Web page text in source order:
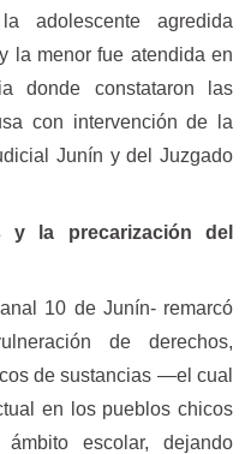
adolescente agredida
la menor fue atendida en
donde constataron las
con intervención de la
Junín y del Juzgado
y la precarización del
10 de Junín- remarcó
de derechos,
de sustancias —el cual
en los pueblos chicos
escolar, dejando